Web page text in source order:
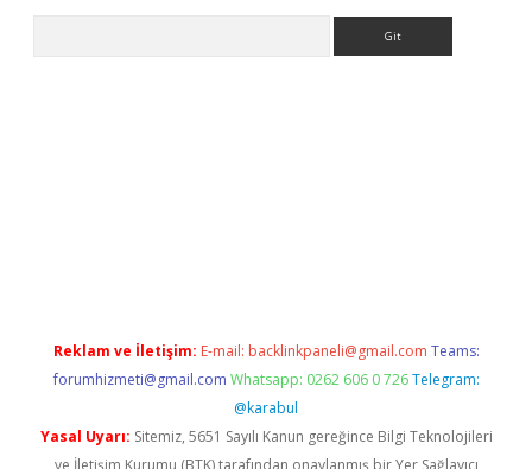
Reklam ve İletişim: E-mail: backlinkpaneli@gmail.com Teams:
forumhizmeti@gmail.com Whatsapp: 0262 606 0 726 Telegram:
@karabul
Yasal Uyarı: Sitemiz, 5651 Sayılı Kanun gereğince Bilgi Teknolojileri
ve İletişim Kurumu (BTK) tarafından onaylanmış bir Yer Sağlayıcı